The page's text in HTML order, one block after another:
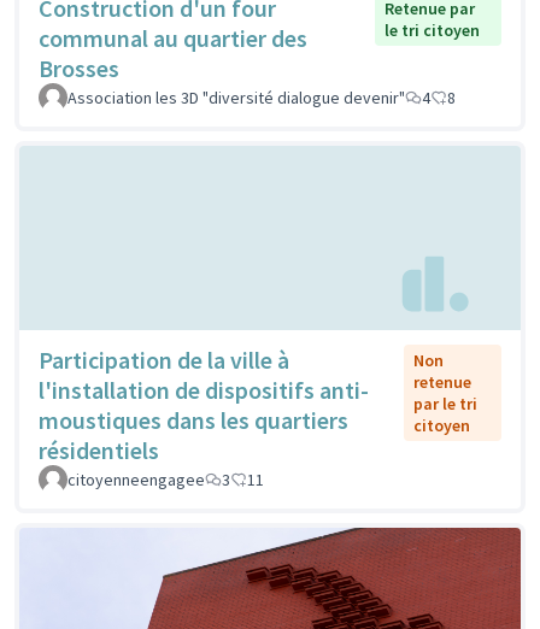
Construction d'un four
communal au quartier des
Brosses
Retenue par
le tri citoyen
Association les 3D "diversité dialogue devenir" 4 8
Participation de la ville à
l'installation de dispositifs anti-
moustiques dans les quartiers
résidentiels
Non
retenue
par le tri
citoyen
citoyenneengagee 3 11